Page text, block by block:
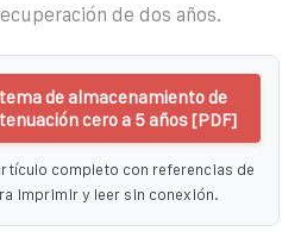
de dos años.
de almacenamiento de
cero a 5 años [PDF]
completo con referencias de
imprimir y leer sin conexión.